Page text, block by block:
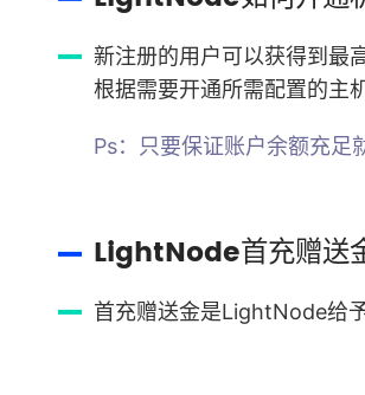
新注册的用户可以获得到最
根据需要开通所需配置的主机
Ps：只要保证账户余额充足
LightNode首充赠送
首充赠送金是LightNode给